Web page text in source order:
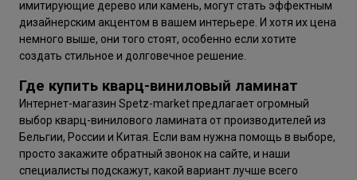
имитирующие дерево или камень, могут стать эффектным
дизайнерским акцентом в вашем интерьере. И хотя их цена
немного выше, они того стоят, особенно если хотите
создать стильное и долговечное решение.
Где купить кварц-виниловый ламинат
Интернет-магазин Spetz-market предлагает огромный
выбор кварц-винилового ламината от производителей из
Бельгии, России и Китая. Если вам нужна помощь в выборе,
просто закажите обратный звонок на сайте, и наши
специалисты подскажут, какой вариант лучше всего